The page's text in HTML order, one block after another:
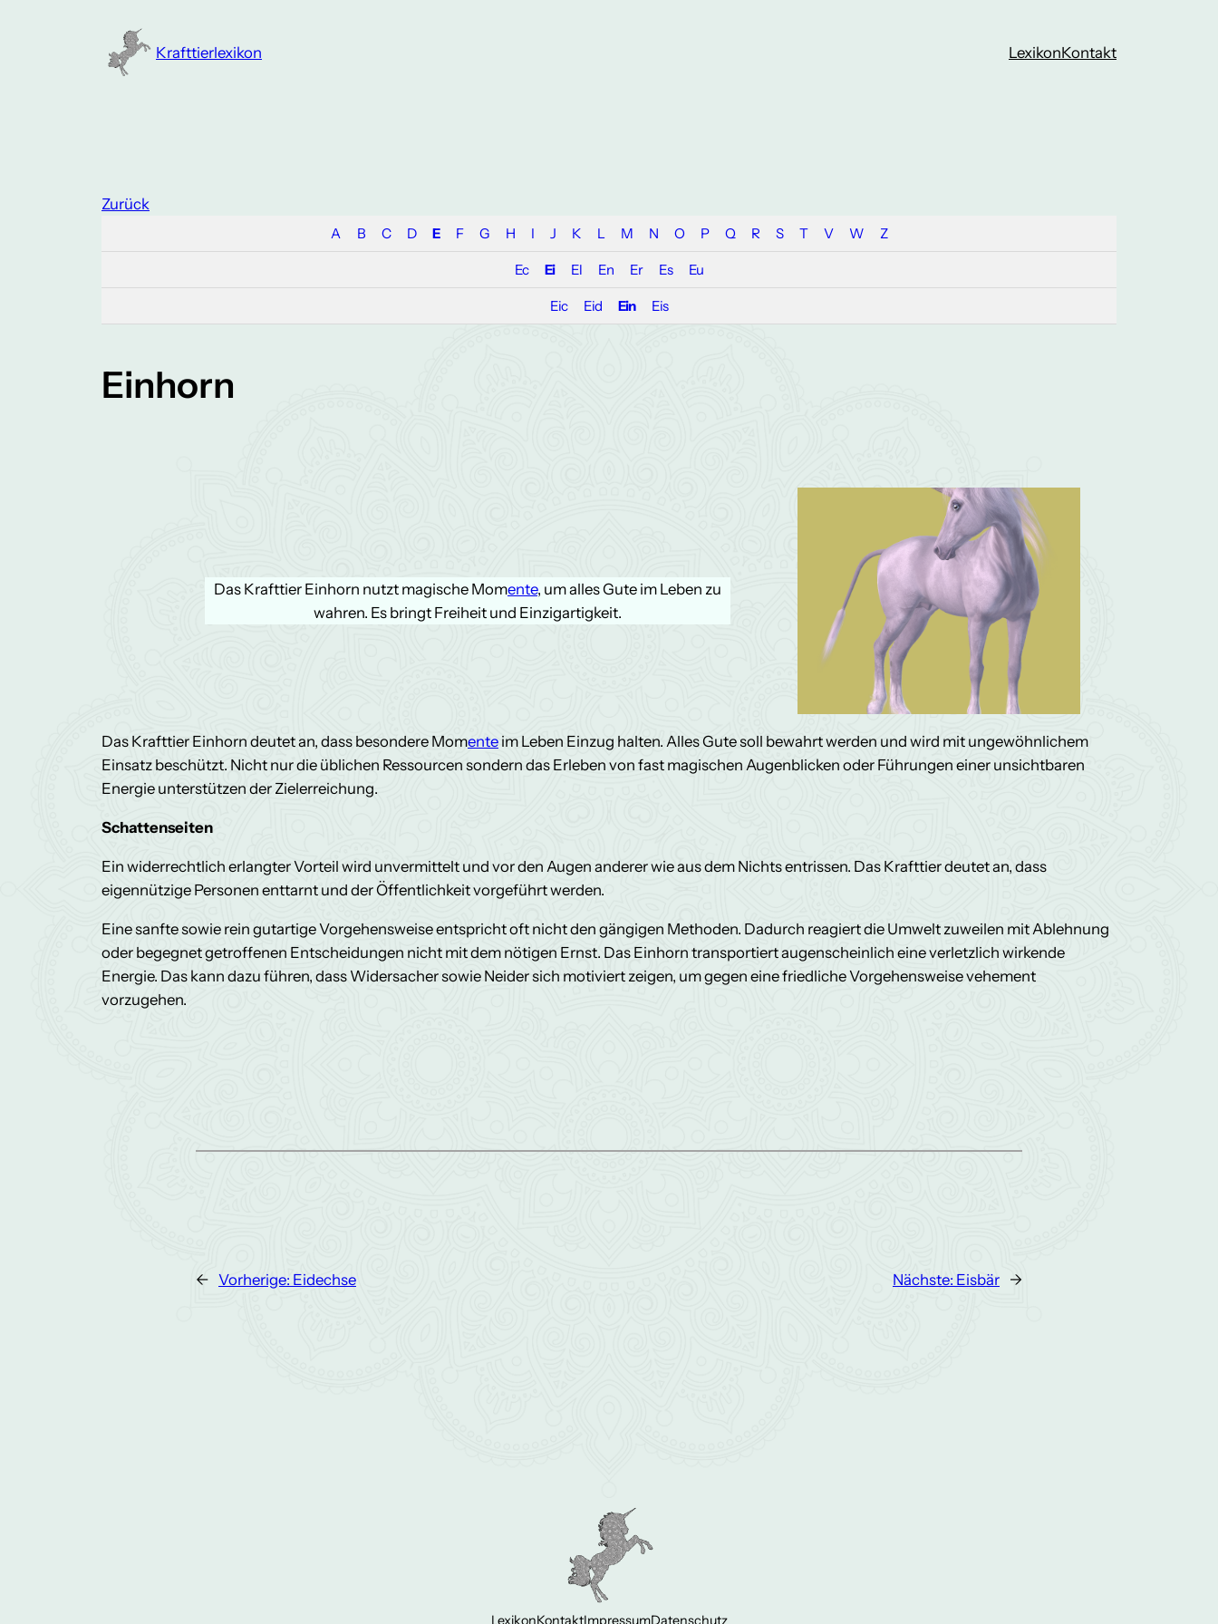
Krafttierlexikon LexikonKontakt
Zurück
A B C D E F G H I J K L M N O P Q R S T V W Z
Ec Ei El En Er Es Eu
Eic Eid Ein Eis
Einhorn
Das Krafttier Einhorn nutzt magische Momente, um alles Gute im Leben zu
wahren. Es bringt Freiheit und Einzigartigkeit.
Das Krafttier Einhorn deutet an, dass besondere Momente im Leben Einzug halten. Alles Gute soll bewahrt werden und wird mit ungewöhnlichem
Einsatz beschützt. Nicht nur die üblichen Ressourcen sondern das Erleben von fast magischen Augenblicken oder Führungen einer unsichtbaren
Energie unterstützen der Zielerreichung.
Schattenseiten
Ein widerrechtlich erlangter Vorteil wird unvermittelt und vor den Augen anderer wie aus dem Nichts entrissen. Das Krafttier deutet an, dass
eigennützige Personen enttarnt und der Öffentlichkeit vorgeführt werden.
Eine sanfte sowie rein gutartige Vorgehensweise entspricht oft nicht den gängigen Methoden. Dadurch reagiert die Umwelt zuweilen mit Ablehnung
oder begegnet getroffenen Entscheidungen nicht mit dem nötigen Ernst. Das Einhorn transportiert augenscheinlich eine verletzlich wirkende
Energie. Das kann dazu führen, dass Widersacher sowie Neider sich motiviert zeigen, um gegen eine friedliche Vorgehensweise vehement
vorzugehen.
← Vorherige: Eidechse Nächste: Eisbär →
LexikonKontaktImpressumDatenschutz